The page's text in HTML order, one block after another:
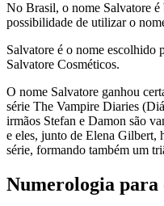
No Brasil, o nome Salvatore é
possibilidade de utilizar o
Salvatore é o nome escolhido
Salvatore Cosméticos.
O nome Salvatore ganhou
série The Vampire Diaries
irmãos Stefan e Damon são
e eles, junto de Elena Gilbert,
série, formando também um
Numerologia para